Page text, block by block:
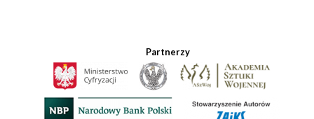
Partnerzy